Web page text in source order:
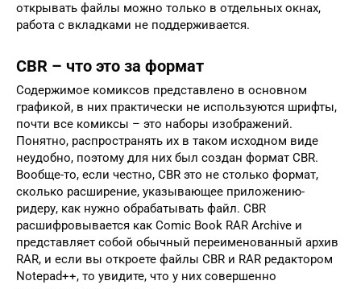
открывать файлы можно только в отдельных окнах,
работа с вкладками не поддерживается.
CBR – что это за формат
Содержимое комиксов представлено в основном
графикой, в них практически не используются шрифты,
почти все комиксы – это наборы изображений.
Понятно, распространять их в таком исходном виде
неудобно, поэтому для них был создан формат CBR.
Вообще-то, если честно, CBR это не столько формат,
сколько расширение, указывающее приложению-
ридеру, как нужно обрабатывать файл. CBR
расшифровывается как Comic Book RAR Archive и
представляет собой обычный переименованный архив
RAR, и если вы откроете файлы CBR и RAR редактором
Notepad++, то увидите, что у них совершенно